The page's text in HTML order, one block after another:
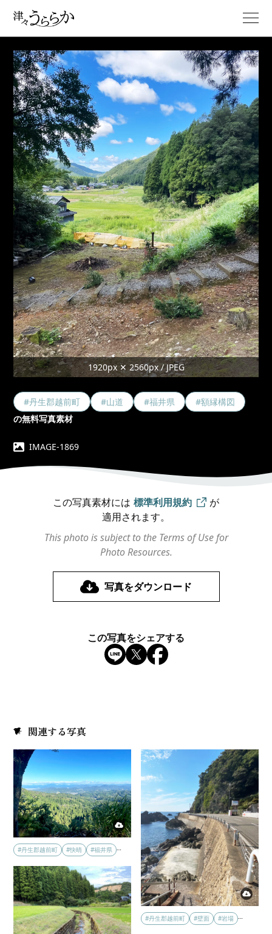
1920px ✕ 2560px / JPEG
#丹生郡越前町 #山道 #福井県
#額縁構図
の無料写真素材
IMAGE-1869
この写真素材には 標準利用規約
が
適用されます。
This photo is subject to the Terms of Use for
Photo Resources.
写真をダウンロード
この写真をシェアする
関連する写真
#丹生郡越前町 #快晴 #福井県
#丹生郡越前町 #壁面 #岩場